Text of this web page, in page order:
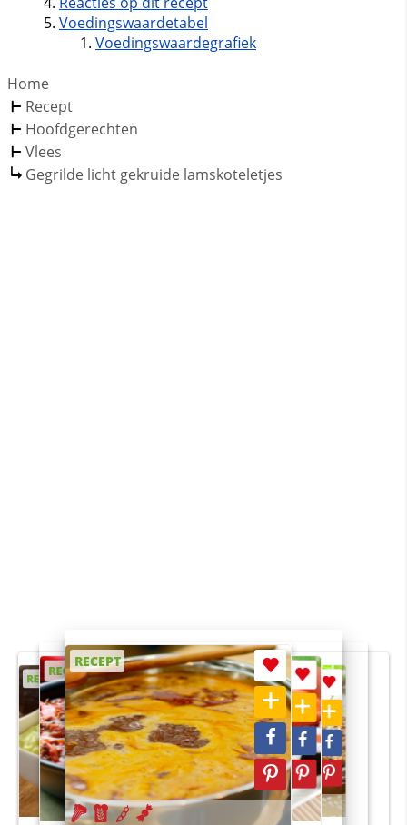
Voedingswaardetabel
Voedingswaardegrafiek
Home
Recept
Hoofdgerechten
Vlees
Gegrilde licht gekruide lamskoteletjes
RECEPT
RECEPT
RECEPT
RECEPT
RECEPT